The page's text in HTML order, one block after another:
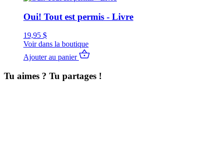
Oui! Tout est permis - Livre
19,95 $
Voir dans la boutique
Ajouter au panier
Tu aimes ? Tu partages !